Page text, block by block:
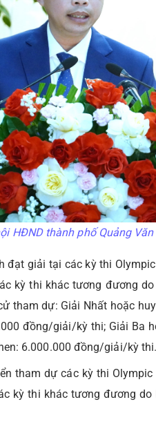
HĐND thành phố Quảng
đạt giải tại các kỳ thi
kỳ thi khác tương đương
tham dự: Giải Nhất hoặc
đồng/giải/kỳ thi; Giải
6.000.000 đồng/giải/kỳ thi.
tham dự các kỳ thi
kỳ thi khác tương đương